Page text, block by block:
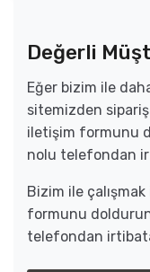
Değerli
Eğer bizim ile
sitemizden
iletişim formunu
nolu telefondan
Bizim ile
formunu
telefondan